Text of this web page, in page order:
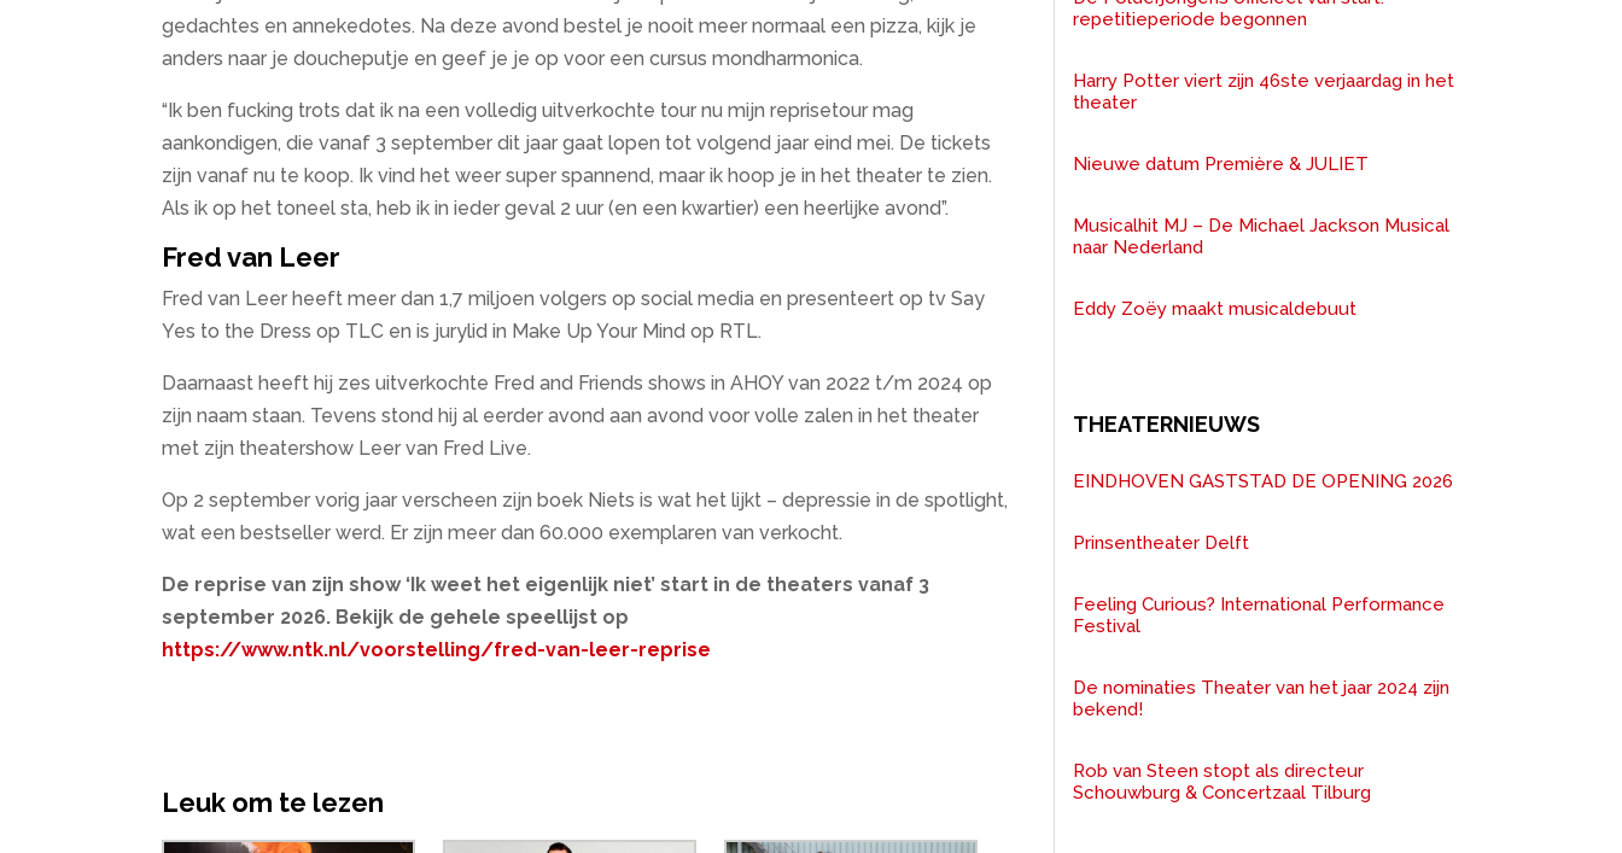
gedachtes en annekedotes. Na deze avond bestel je nooit meer normaal een pizza, kijk je
anders naar je doucheputje en geef je je op voor een cursus mondharmonica.
“Ik ben fucking trots dat ik na een volledig uitverkochte tour nu mijn reprisetour mag
aankondigen, die vanaf 3 september dit jaar gaat lopen tot volgend jaar eind mei. De tickets
zijn vanaf nu te koop. Ik vind het weer super spannend, maar ik hoop je in het theater te zien.
Als ik op het toneel sta, heb ik in ieder geval 2 uur (en een kwartier) een heerlijke avond”.
Fred van Leer
Fred van Leer heeft meer dan 1,7 miljoen volgers op social media en presenteert op tv Say
Yes to the Dress op TLC en is jurylid in Make Up Your Mind op RTL.
Daarnaast heeft hij zes uitverkochte Fred and Friends shows in AHOY van 2022 t/m 2024 op
zijn naam staan. Tevens stond hij al eerder avond aan avond voor volle zalen in het theater
met zijn theatershow Leer van Fred Live.
Op 2 september vorig jaar verscheen zijn boek Niets is wat het lijkt – depressie in de spotlight,
wat een bestseller werd. Er zijn meer dan 60.000 exemplaren van verkocht.
De reprise van zijn show ‘Ik weet het eigenlijk niet’ start in de theaters vanaf 3
september 2026. Bekijk de gehele speellijst op
https://www.ntk.nl/voorstelling/fred-van-leer-reprise
Leuk om te lezen
repetitieperiode begonnen
Harry Potter viert zijn 46ste verjaardag in het
theater
Nieuwe datum Première & JULIET
Musicalhit MJ – De Michael Jackson Musical
naar Nederland
Eddy Zoëy maakt musicaldebuut
THEATERNIEUWS
EINDHOVEN GASTSTAD DE OPENING 2026
Prinsentheater Delft
Feeling Curious? International Performance
Festival
De nominaties Theater van het jaar 2024 zijn
bekend!
Rob van Steen stopt als directeur
Schouwburg & Concertzaal Tilburg